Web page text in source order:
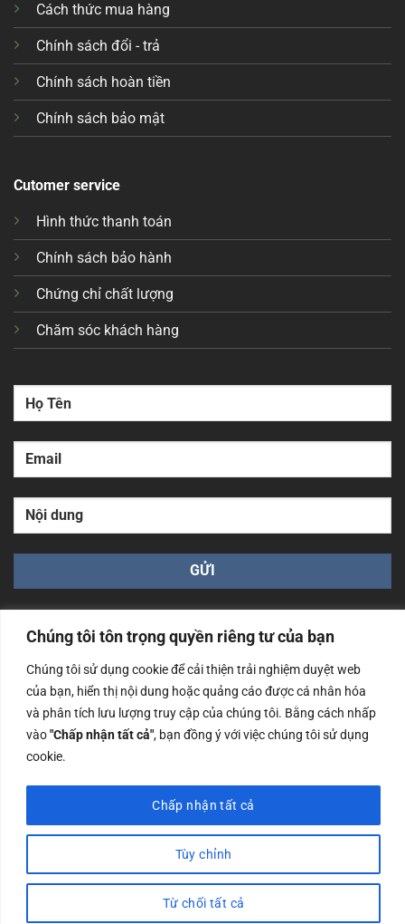
Chúng tôi tôn trọng quyền riêng tư của bạn
Chúng tôi sử dụng cookie để cải thiện trải nghiệm duyệt web
của bạn, hiển thị nội dung hoặc quảng cáo được cá nhân hóa
và phân tích lưu lượng truy cập của chúng tôi. Bằng cách nhấp
vào"Chấp nhận tất cả", bạn đồng ý với việc chúng tôi sử dụng
cookie.
Tùy chỉnh
Từ chối tất cả
Chấp nhận tất cả
Cách thức mua hàng
Chính sách đổi - trả
Chính sách hoàn tiền
Chính sách bảo mật
Cutomer service
Hình thức thanh toán
Chính sách bảo hành
Chứng chỉ chất lượng
Chăm sóc khách hàng
Công ty TNHH Nam Bình Xương - Số ĐKKD: 0108783483
cấp ngày 14/06/2019 bởi Sở Kế Hoạch và Đầu Tư Tp. Hà
Nội
Copyrights @2023 Nam Binh Xuong. All Rights Reserved